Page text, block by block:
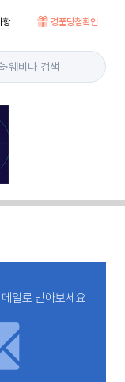
항 경품당첨확인
일로 받아보세요